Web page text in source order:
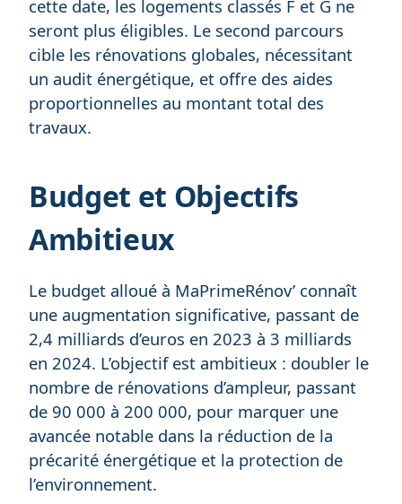
cette date, les logements classés F et G ne
seront plus éligibles. Le second parcours
cible les rénovations globales, nécessitant
un audit énergétique, et offre des aides
proportionnelles au montant total des
travaux.
Budget et Objectifs
Ambitieux
Le budget alloué à MaPrimeRénov’ connaît
une augmentation significative, passant de
2,4 milliards d’euros en 2023 à 3 milliards
en 2024. L’objectif est ambitieux : doubler le
nombre de rénovations d’ampleur, passant
de 90 000 à 200 000, pour marquer une
avancée notable dans la réduction de la
précarité énergétique et la protection de
l’environnement.